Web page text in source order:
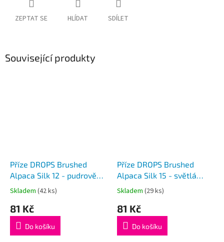
ZEPTAT SE HLÍDAT SDÍLET
Související produkty
Příze DROPS Brushed
Alpaca Silk 12 - pudrově
růžová
Průměrné
produktu
5,0
Skladem (42 ks)
81 Kč
Do košíku
Příze DROPS Brushed
Alpaca Silk 15 - světlá
tyrkysová
Průměrné
produktu
5,0
Skladem (29 ks)
81 Kč
Do košíku